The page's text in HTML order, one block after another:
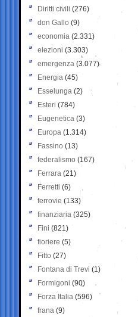
Diritti civili (276)
don Gallo (9)
economia (2.331)
elezioni (3.303)
emergenza (3.077)
Energia (45)
Esselunga (2)
Esteri (784)
Eugenetica (3)
Europa (1.314)
Fassino (13)
federalismo (167)
Ferrara (21)
Ferretti (6)
ferrovie (133)
finanziaria (325)
Fini (821)
fioriere (5)
Fitto (27)
Fontana di Trevi (1)
Formigoni (90)
Forza Italia (596)
frana (9)